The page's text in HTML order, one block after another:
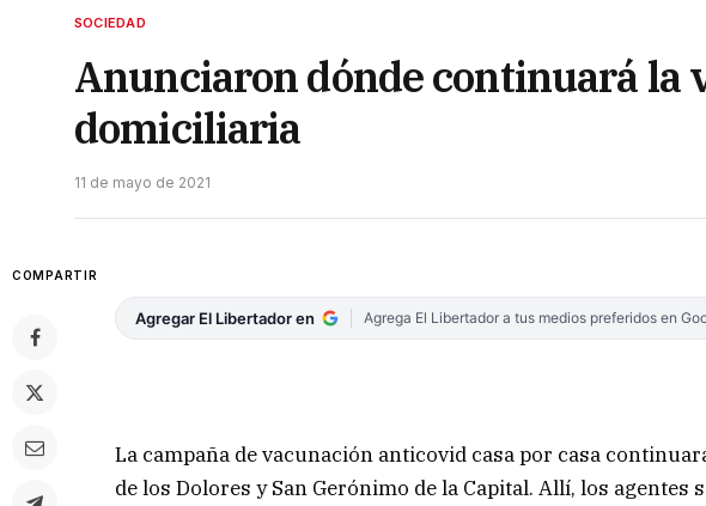
SOCIEDAD
Anunciaron dónde continuará la
domiciliaria
11 de mayo de 2021
COMPARTIR
Agregar El Libertador en Agrega El Libertador a tus medios preferidos en
La campaña de vacunación anticovid casa por casa
de los Dolores y San Gerónimo de la Capital. Allí, los